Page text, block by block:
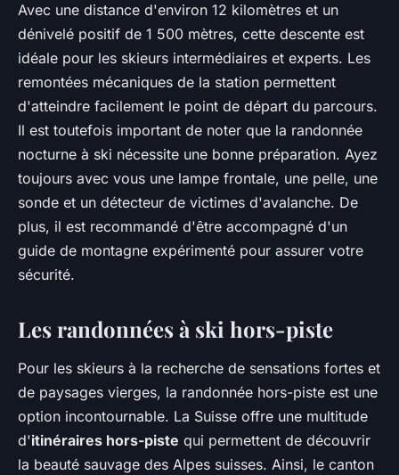
Avec une distance d'environ 12 kilomètres et un
dénivelé positif de 1 500 mètres, cette descente est
idéale pour les skieurs intermédiaires et experts. Les
remontées mécaniques de la station permettent
d'atteindre facilement le point de départ du parcours.
Il est toutefois important de noter que la randonnée
nocturne à ski nécessite une bonne préparation. Ayez
toujours avec vous une lampe frontale, une pelle, une
sonde et un détecteur de victimes d'avalanche. De
plus, il est recommandé d'être accompagné d'un
guide de montagne expérimenté pour assurer votre
sécurité.
Les randonnées à ski hors-piste
Pour les skieurs à la recherche de sensations fortes et
de paysages vierges, la randonnée hors-piste est une
option incontournable. La Suisse offre une multitude
d'itinéraires hors-piste qui permettent de découvrir
la beauté sauvage des Alpes suisses. Ainsi, le canton